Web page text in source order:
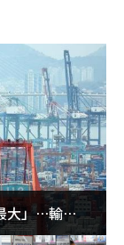
大」…輸出